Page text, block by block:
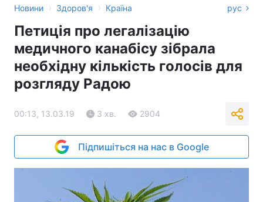
Новини › Здоров'я › Країна рус
Петиція про легалізацію
медичного канабісу зібрала
необхідну кількість голосів для
розгляду Радою
00:13, 13.03.19 3 хв. 2904
Підпишіться на нас в Google